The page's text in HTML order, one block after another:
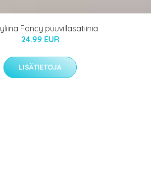
Fancy puuvillasatiinia
24.99 EUR
LISÄTIETOJA